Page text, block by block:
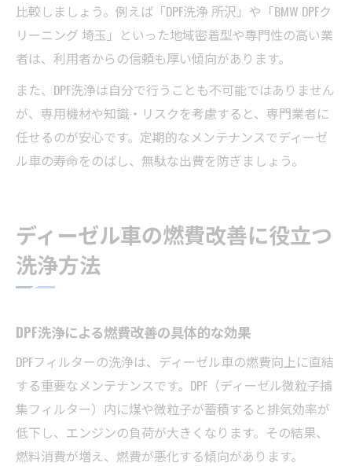
比較しましょう。例えば「DPF洗浄 所沢」や「BMW DPFク
リーニング 埼玉」といった地域密着型や専門性の高い業
者は、利用者からの信頼も厚い傾向があります。
また、DPF洗浄は自分で行うことも不可能ではありません
が、専用機材や知識・リスクを考慮すると、専門業者に
任せるのが安心です。定期的なメンテナンスでディーゼ
ル車の寿命をのばし、無駄な出費を防ぎましょう。
ディーゼル車の燃費改善に役立つ
洗浄方法
DPF洗浄による燃費改善の具体的な効果
DPFフィルターの洗浄は、ディーゼル車の燃費向上に直結
する重要なメンテナンスです。DPF（ディーゼル微粒子捕
集フィルター）内に煤や微粒子が蓄積すると排気効率が
低下し、エンジンの負荷が大きくなります。その結果、
燃料消費が増え、燃費が悪化する傾向があります。